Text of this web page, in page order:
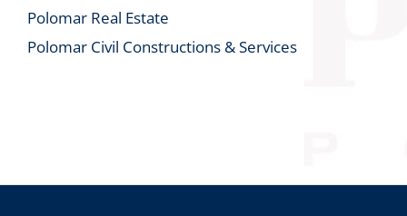
Polomar Real Estate
Polomar Civil Constructions & Services